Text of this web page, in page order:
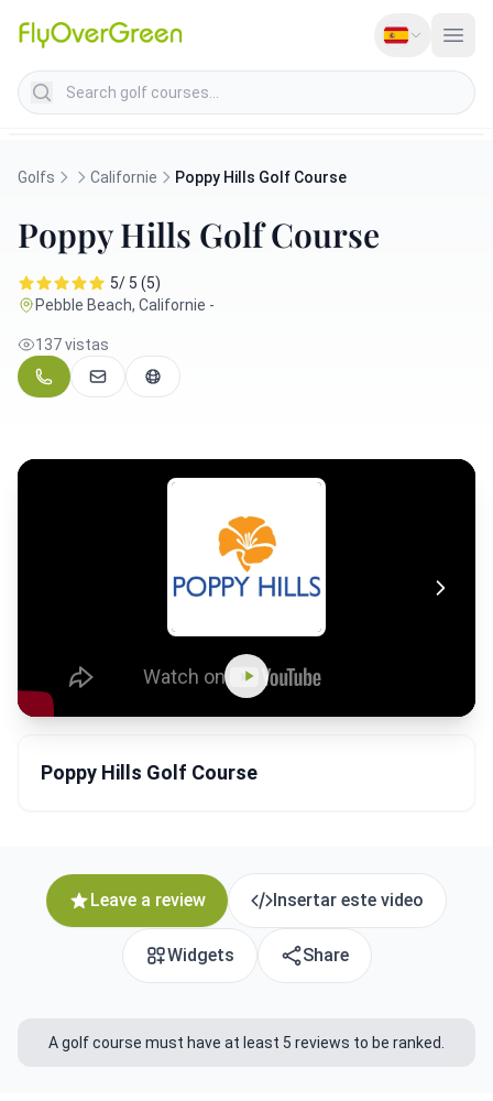
Search golf courses
Golfs Californie Poppy Hills Golf Course
Poppy Hills Golf Course
5/ 5 (5)
Pebble Beach, Californie -
137 vistas
Poppy Hills Golf Course
Leave a review Insertar este video
Widgets Share
A golf course must have at least 5 reviews to be ranked.